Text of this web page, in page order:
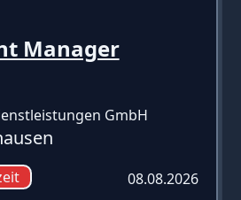
Manager
GmbH
08.08.2026